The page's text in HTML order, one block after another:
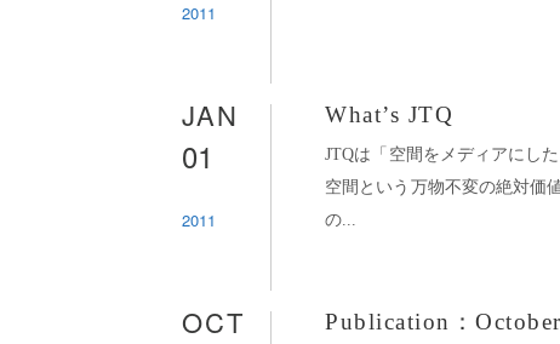
2011
JAN
01
2011
What’s JTQ
JTQは「空間をメディアにし
空間という万物不変の絶対価
の...
OCT Publication：